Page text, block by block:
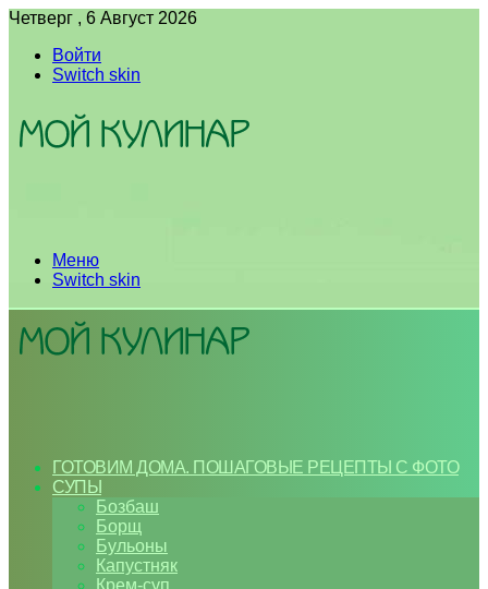
Четверг , 6 Август 2026
Войти
Switch skin
Меню
Switch skin
ГОТОВИМ ДОМА. ПОШАГОВЫЕ РЕЦЕПТЫ С ФОТО
СУПЫ
Бозбаш
Борщ
Бульоны
Капустняк
Крем-суп